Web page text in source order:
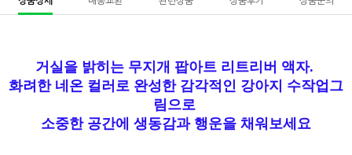
거실을 밝히는 무지개 팝아트 리트리버 액자.
화려한 네온 컬러로 완성한 감각적인 강아지 수작업그
림으로
소중한 공간에 생동감과 행운을 채워보세요